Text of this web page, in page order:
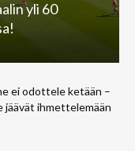
yli 60
ei odottele ketään –
jäävät ihmettelemään